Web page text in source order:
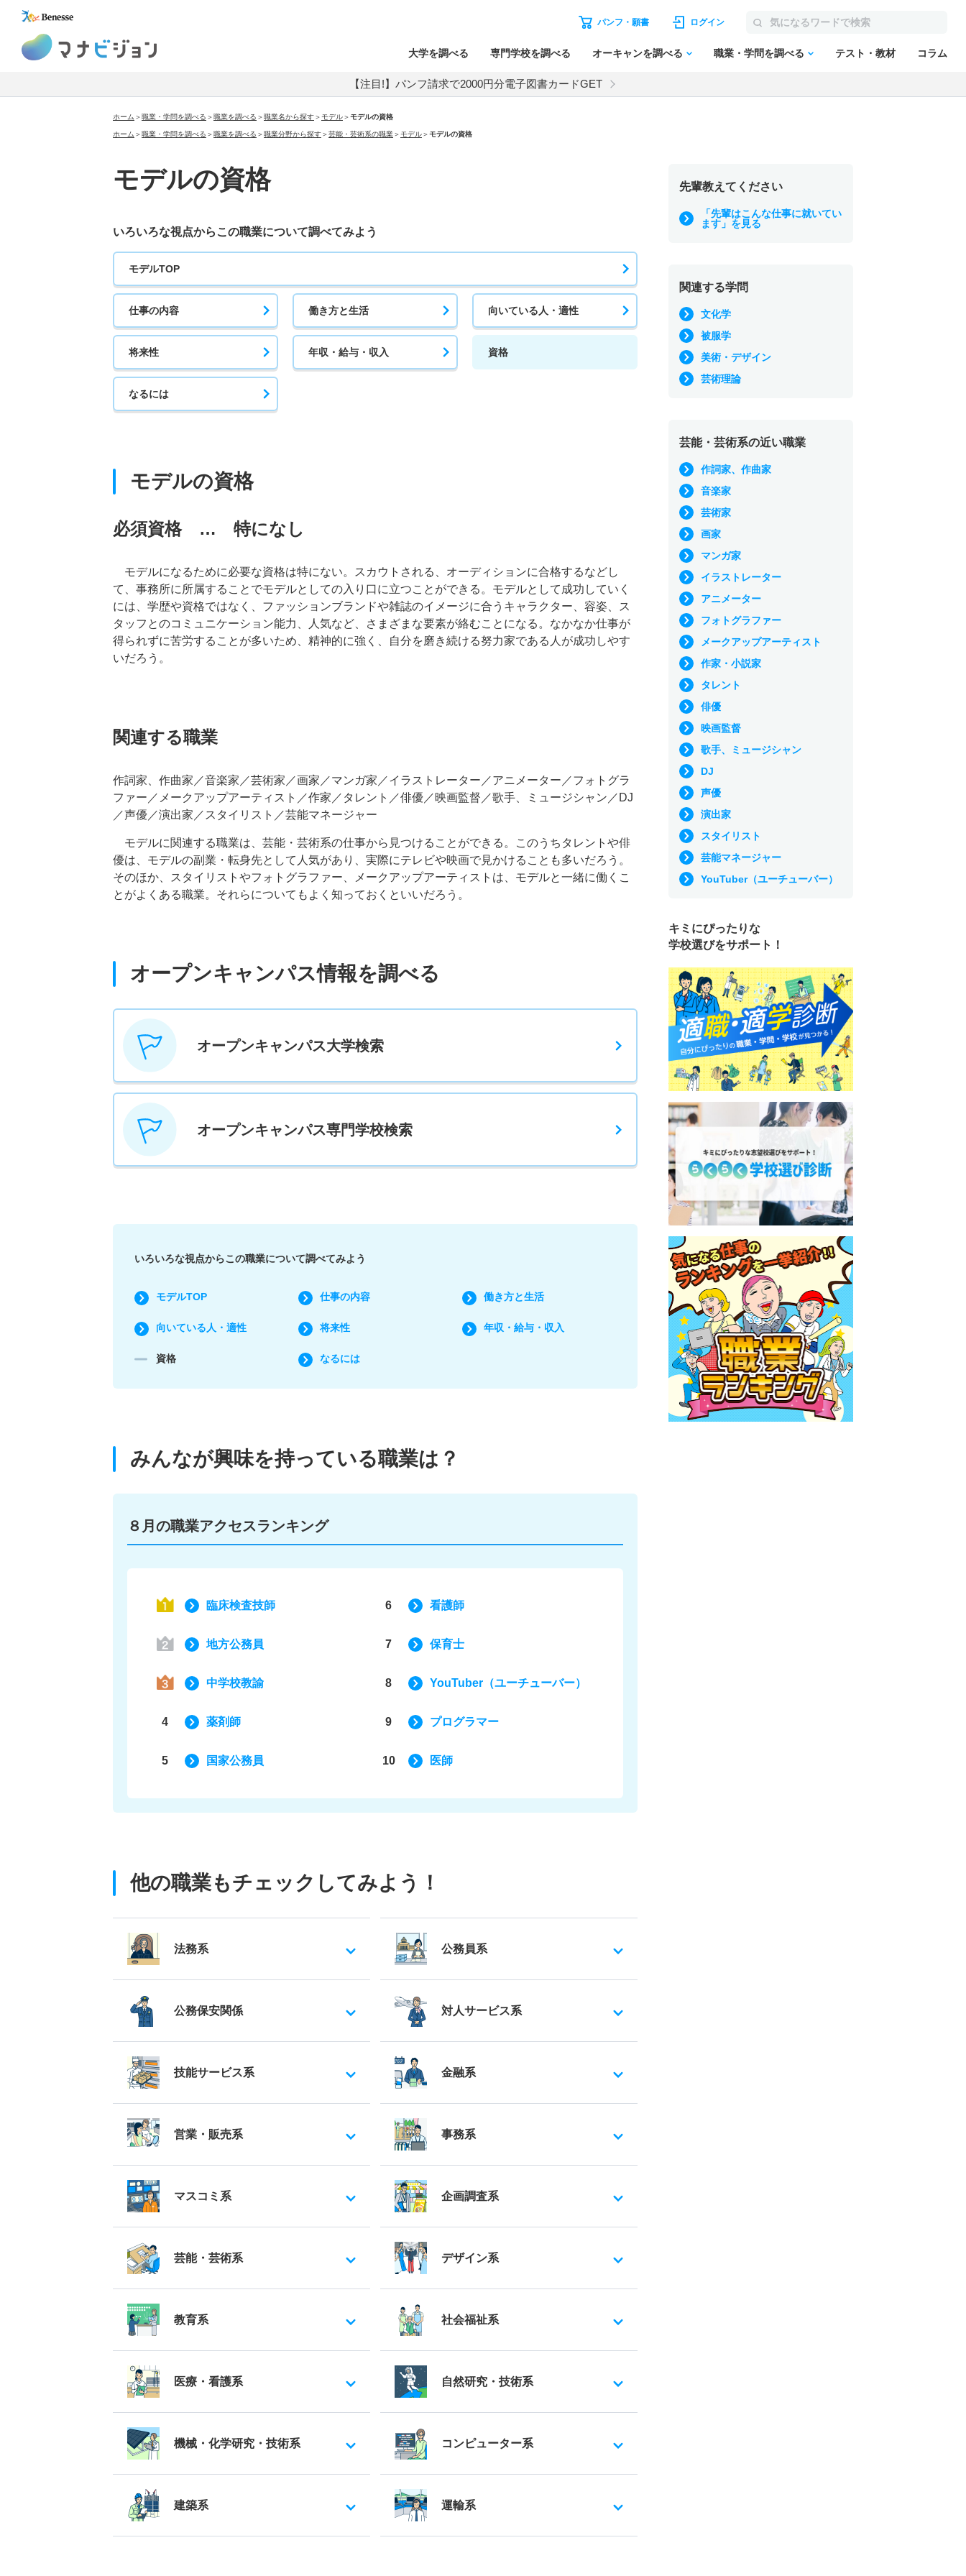
パンフ・願書 ログイン
大学を調べる 専門学校を調べる オーキャンを調べる 職業・学問を調べる テスト・教材 コラム
【注目!】パンフ請求で2000円分電子図書カードGET
ホーム ＞職業・学問を調べる ＞職業を調べる ＞職業名から探す＞モデル＞モデルの資格
ホーム ＞職業・学問を調べる ＞職業を調べる ＞職業分野から探す＞芸能・芸術系の職業＞モデル＞モデルの資格
モデルの資格
いろいろな視点から この職業について調べてみよう
モデルTOP
仕事の内容 働き方と生活 向いている人・適性
将来性 年収・給与・収入 資格
なるには
モデルの資格
必須資格 … 特になし
モデルになるために必要な資格は特にない。スカウトされる、オーディションに合格するなどし
て、事務所に所属することでモデルとしての入り口に立つことができる。モデルとして成功していく
には、学歴や資格ではなく、ファッションブランドや雑誌のイメージに合うキャラクター、容姿、ス
タッフとのコミュニケーション能力、人気など、さまざまな要素が絡むことになる。なかなか仕事が
得られずに苦労することが多いため、精神的に強く、自分を磨き続ける努力家である人が成功しやす
いだろう。
関連する職業
作詞家、作曲家／音楽家／芸術家／画家／マンガ家／イラストレーター／アニメーター／フォトグラ
ファー／メークアップアーティスト／作家／タレント／俳優／映画監督／歌手、ミュージシャン／DJ
／声優／演出家／スタイリスト／芸能マネージャー
モデルに関連する職業は、芸能・芸術系の仕事から見つけることができる。このうちタレントや俳
優は、モデルの副業・転身先として人気があり、実際にテレビや映画で見かけることも多いだろう。
そのほか、スタイリストやフォトグラファー、メークアップアーティストは、モデルと一緒に働くこ
とがよくある職業。それらについてもよく知っておくといいだろう。
オープンキャンパス情報を調べる
オープンキャンパス大学検索
オープンキャンパス専門学校検索
いろいろな視点からこの職業について調べてみよう
モデルTOP 仕事の内容 働き方と生活
向いている人・適性 将来性 年収・給与・収入
資格 なるには
みんなが興味を持っている職業は？
８月の職業アクセスランキング
臨床検査技師
地方公務員
中学校教諭
4 薬剤師
5 国家公務員
6 看護師
7 保育士
8 YouTuber（ユーチューバー）
9 プログラマー
10 医師
他の職業もチェックしてみよう！
法務系
公務保安関係
技能サービス系
営業・販売系
マスコミ系
芸能・芸術系
教育系
医療・看護系
機械・化学研究・技術系
建築系
公務員系
対人サービス系
金融系
事務系
企画調査系
デザイン系
社会福祉系
自然研究・技術系
コンピューター系
運輸系
先輩教えてください
「先輩はこんな仕事に就いてい
ます」を見る
関連する学問
文化学
被服学
美術・デザイン
芸術理論
芸能・芸術系の近い職業
作詞家、作曲家
音楽家
芸術家
画家
マンガ家
イラストレーター
アニメーター
フォトグラファー
メークアップアーティスト
作家・小説家
タレント
俳優
映画監督
歌手、ミュージシャン
DJ
声優
演出家
スタイリスト
芸能マネージャー
YouTuber（ユーチューバー）
キミにぴったりな
学校選びをサポート！